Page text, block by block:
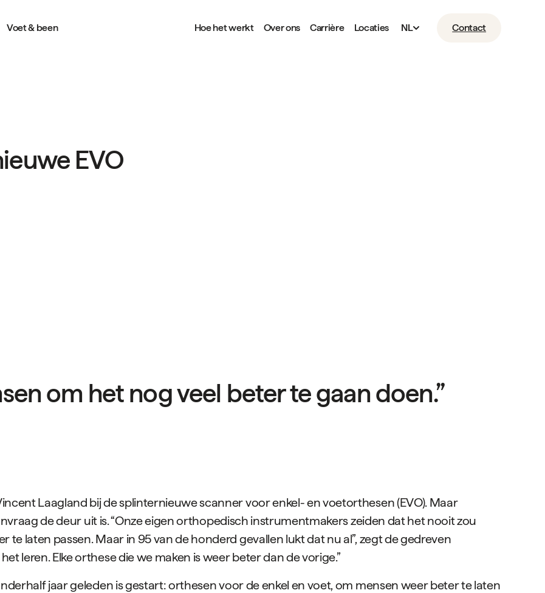
Voet & been Hoe het werkt Over ons Carrière Locaties NL Contact
EVO
om het nog veel beter te gaan doen.”
Laagland bij de splinternieuwe scanner voor enkel- en voetorthesen (EVO). Maar
de deur uit is. “Onze eigen orthopedisch instrumentmakers zeiden dat het nooit zou
te laten passen. Maar in 95 van de honderd gevallen lukt dat nu al”, zegt de gedreven
leren. Elke orthese die we maken is weer beter dan de vorige.”
jaar geleden is gestart: orthesen voor de enkel en voet, om mensen weer beter te laten